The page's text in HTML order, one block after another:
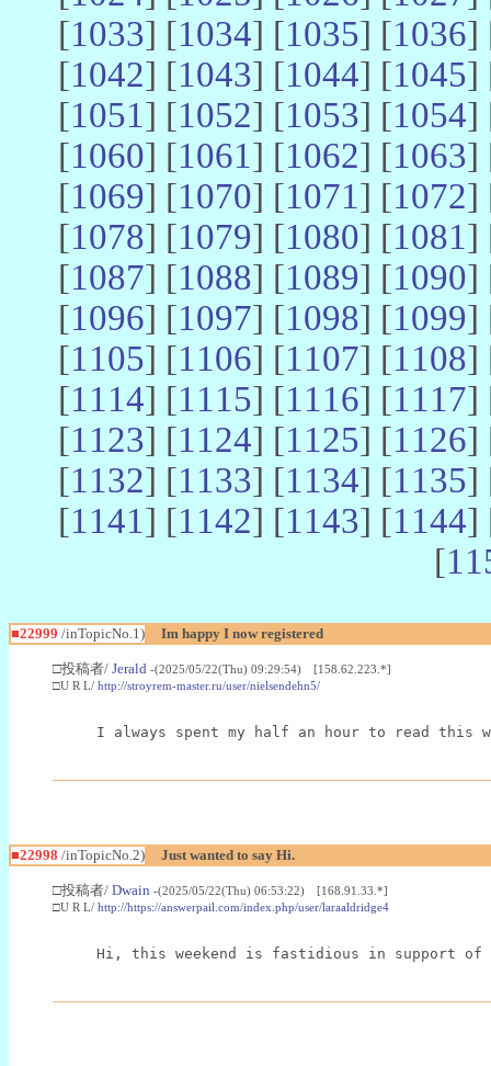
[1033] [1034] [1035] [1036]
[1042] [1043] [1044] [1045]
[1051] [1052] [1053] [1054]
[1060] [1061] [1062] [1063]
[1069] [1070] [1071] [1072]
[1078] [1079] [1080] [1081]
[1087] [1088] [1089] [1090]
[1096] [1097] [1098] [1099]
[1105] [1106] [1107] [1108]
[1114] [1115] [1116] [1117]
[1123] [1124] [1125] [1126]
[1132] [1133] [1134] [1135]
[1141] [1142] [1143] [1144]
[
■22999 /inTopicNo.1) Im happy I now registered
□投稿者/ Jerald -(2025/05/22(Thu) 09:29:54) [158.62.223.*]
□U R L/ http://stroyrem-master.ru/user/nielsendehn5/
I always spent my half an hour to read
■22998 /inTopicNo.2) Just wanted to say Hi.
□投稿者/ Dwain -(2025/05/22(Thu) 06:53:22) [168.91.33.*]
□U R L/ http://https://answerpail.com/index.php/user/laraaldridge4
Hi, this weekend is fastidious in support of